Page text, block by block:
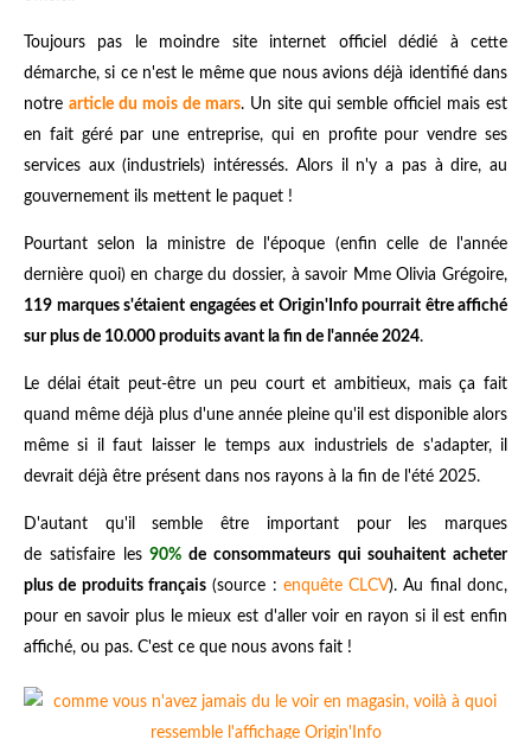
Toujours pas le moindre site internet officiel dédié à cette
démarche, si ce n'est le même que nous avions déjà identifié dans
notre article du mois de mars. Un site qui semble officiel mais est
en fait géré par une entreprise, qui en profite pour vendre ses
services aux (industriels) intéressés. Alors il n'y a pas à dire, au
gouvernement ils mettent le paquet !
Pourtant selon la ministre de l'époque (enfin celle de l'année
dernière quoi) en charge du dossier, à savoir Mme Olivia Grégoire,
119 marques s'étaient engagées et Origin'Info pourrait être affiché
sur plus de 10.000 produits avant la fin de l'année 2024.
Le délai était peut-être un peu court et ambitieux, mais ça fait
quand même déjà plus d'une année pleine qu'il est disponible alors
même si il faut laisser le temps aux industriels de s'adapter, il
devrait déjà être présent dans nos rayons à la fin de l'été 2025.
D'autant qu'il semble être important pour les marques
de satisfaire les90% de consommateurs qui souhaitent acheter
plus de produits français(source : enquête CLCV). Au final donc,
pour en savoir plus le mieux est d'aller voir en rayon si il est enfin
affiché, ou pas. C'est ce que nous avons fait !